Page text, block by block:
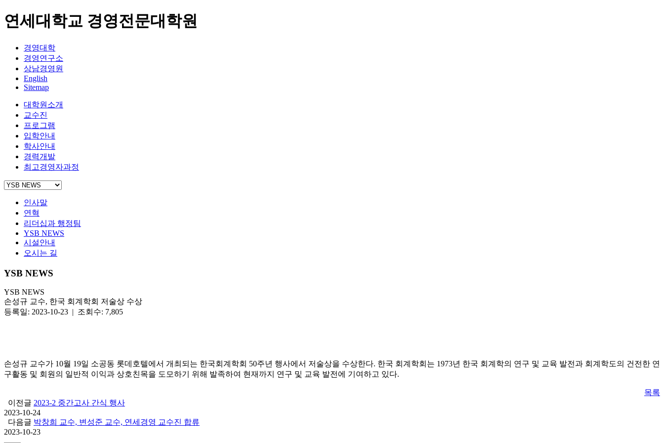
연세대학교 경영전문대학원
경영대학
경영연구소
상남경영원
English
Sitemap
대학원소개
교수진
프로그램
입학안내
학사안내
경력개발
최고경영자과정
인사말
연혁
리더십과 행정팀
YSB NEWS
시설안내
오시는 길
YSB NEWS
YSB NEWS
손성규 교수, 한국 회계학회 저술상 수상
등록일: 2023-10-23 | 조회수: 7,805
손성규 교수가 10월 19일 소공동 롯데호텔에서 개최되는 한국회계학회 50주년 행사에서 저술상을 수상한다. 한국 회계학회는 1973년 한국 회계학의 연구 및 교육 발전과 회계학도의 건전한 연
구활동 및 회원의 일반적 이익과 상호친목을 도모하기 위해 발족하여 현재까지 연구 및 교육 발전에 기여하고 있다.
목록
이전글 2023-2 중간고사 간식 행사
2023-10-24
다음글 박창희 교수, 변성준 교수, 연세경영 교수진 합류
2023-10-23